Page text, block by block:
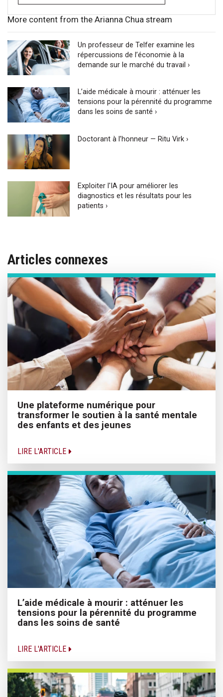
More content from the Arianna Chua stream
Un professeur de Telfer examine les
répercussions de l’économie à la
demande sur le marché du travail ›
L’aide médicale à mourir : atténuer les
tensions pour la pérennité du programme
dans les soins de santé ›
Doctorant à l’honneur — Ritu Virk ›
Exploiter l'IA pour améliorer les
diagnostics et les résultats pour les
patients ›
Articles connexes
Une plateforme numérique pour
transformer le soutien à la santé mentale
des enfants et des jeunes
LIRE L'ARTICLE
L’aide médicale à mourir : atténuer les
tensions pour la pérennité du programme
dans les soins de santé
LIRE L'ARTICLE